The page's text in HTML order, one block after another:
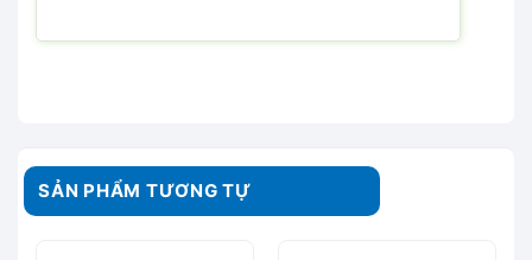
SẢN PHẨM TƯƠNG TỰ